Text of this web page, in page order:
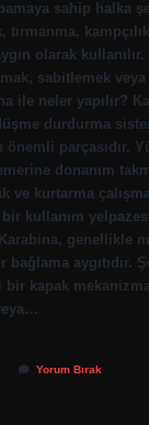
sahip halka
tırmanma,
olarak
sabitlemek
ile neler yapılır?
durdurma
parçasıdır.
donanım
ve kurtarma
kullanım
genellikle
bağlama aygıtıdır.
kapak
Yorum Bırak